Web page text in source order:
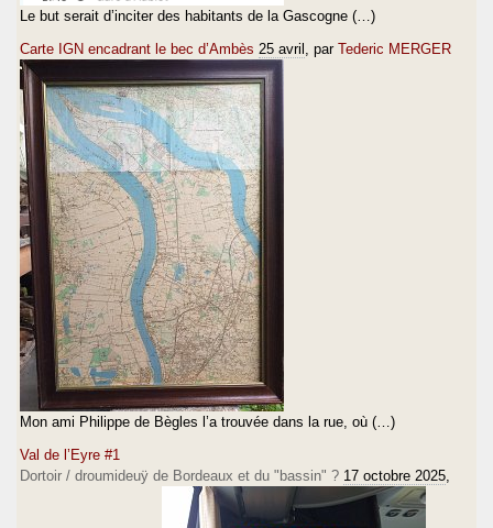
Le but serait d’inciter des habitants de la Gascogne (…)
Carte IGN encadrant le bec d’Ambès 25 avril , par Tederic MERGER
Mon ami Philippe de Bègles l’a trouvée dans la rue, où (…)
Val de l’Eyre #1
Dortoir / droumideuÿ de Bordeaux et du "bassin" ? 17 octobre 2025